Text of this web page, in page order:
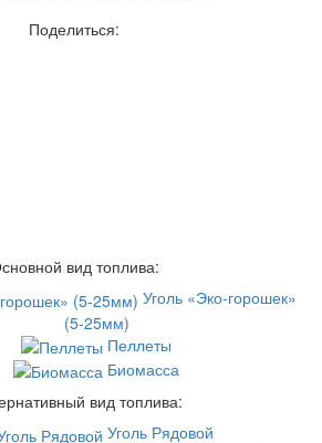
Поделиться:
вид топлива:
Уголь «Эко-горошек»
(5-25мм)
Пеллеты
Биомасса
вид топлива:
Уголь Рядовой